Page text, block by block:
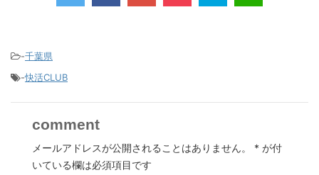
-千葉県
-快活CLUB
comment
メールアドレスが公開されることはありません。 * が付
いている欄は必須項目です